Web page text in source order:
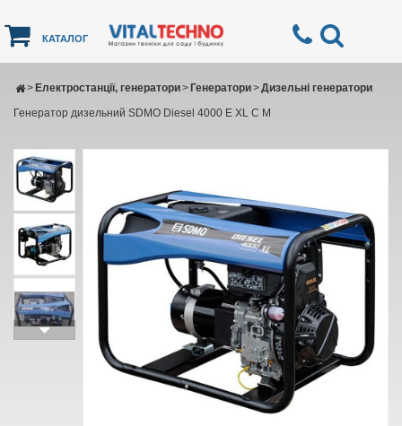
КАТАЛОГ
Електростанції, генератори
> Генератори
> Дизельні генератори
>
Генератор дизельний SDMO Diesel 4000 E XL C M